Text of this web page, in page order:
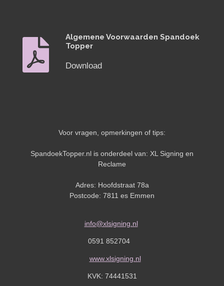
Algemene Voorwaarden Spandoek
Topper
Download
Voor vragen, opmerkingen of tips:
SpandoekTopper.nl is onderdeel van: XL Signing en
Reclame
Adres: Hoofdstraat 78a
Postcode: 7811 es Emmen
info@xlsigning.nl
0591 852704
www.xlsigning.nl
KVK: 74441531